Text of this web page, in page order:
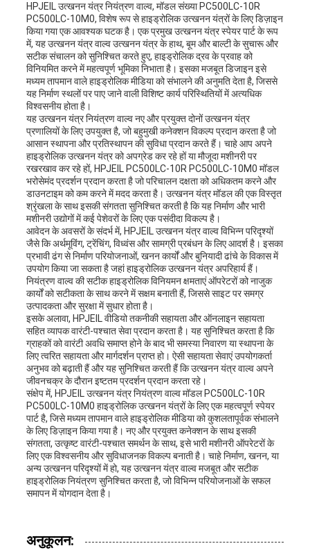
HPJEIL उत्खनन यंत्र नियंत्रण वाल्व, मॉडल संख्या PC500LC-10R
PC500LC-10M0, विशेष रूप से हाइड्रोलिक उत्खनन यंत्रों के लिए डिज़ाइन
किया गया एक आवश्यक घटक है। एक प्रमुख उत्खनन यंत्र स्पेयर पार्ट के रूप
में, यह उत्खनन यंत्र वाल्व उत्खनन यंत्र के हाथ, बूम और बाल्टी के सुचारू और
सटीक संचालन को सुनिश्चित करते हुए, हाइड्रोलिक द्रव के प्रवाह को
विनियमित करने में महत्वपूर्ण भूमिका निभाता है। इसका मजबूत डिजाइन इसे
मध्यम तापमान वाले हाइड्रोलिक मीडिया को संभालने की अनुमति देता है, जिससे
यह निर्माण स्थलों पर पाए जाने वाली विशिष्ट कार्य परिस्थितियों में अत्यधिक
विश्वसनीय होता है।
यह उत्खनन यंत्र नियंत्रण वाल्व नए और प्रयुक्त दोनों उत्खनन यंत्र
प्रणालियों के लिए उपयुक्त है, जो बहुमुखी कनेक्शन विकल्प प्रदान करता है जो
आसान स्थापना और प्रतिस्थापन की सुविधा प्रदान करते हैं। चाहे आप अपने
हाइड्रोलिक उत्खनन यंत्र को अपग्रेड कर रहे हों या मौजूदा मशीनरी पर
रखरखाव कर रहे हों, HPJEIL PC500LC-10R PC500LC-10M0 मॉडल
भरोसेमंद प्रदर्शन प्रदान करता है जो परिचालन दक्षता को अधिकतम करने और
डाउनटाइम को कम करने में मदद करता है। उत्खनन यंत्र मॉडल की एक विस्तृत
श्रृंखला के साथ इसकी संगतता सुनिश्चित करती है कि यह निर्माण और भारी
मशीनरी उद्योगों में कई पेशेवरों के लिए एक पसंदीदा विकल्प है।
आवेदन के अवसरों के संदर्भ में, HPJEIL उत्खनन यंत्र वाल्व विभिन्न परिदृश्यों
जैसे कि अर्थमूविंग, ट्रेंचिंग, विध्वंस और सामग्री प्रबंधन के लिए आदर्श है। इसका
प्रभावी ढंग से निर्माण परियोजनाओं, खनन कार्यों और बुनियादी ढांचे के विकास में
उपयोग किया जा सकता है जहां हाइड्रोलिक उत्खनन यंत्र अपरिहार्य हैं।
नियंत्रण वाल्व की सटीक हाइड्रोलिक विनियमन क्षमताएं ऑपरेटरों को नाजुक
कार्यों को सटीकता के साथ करने में सक्षम बनाती हैं, जिससे साइट पर समग्र
उत्पादकता और सुरक्षा में सुधार होता है।
इसके अलावा, HPJEIL वीडियो तकनीकी सहायता और ऑनलाइन सहायता
सहित व्यापक वारंटी-पश्चात सेवा प्रदान करता है। यह सुनिश्चित करता है कि
ग्राहकों को वारंटी अवधि समाप्त होने के बाद भी समस्या निवारण या स्थापना के
लिए त्वरित सहायता और मार्गदर्शन प्राप्त हो। ऐसी सहायता सेवाएं उपयोगकर्ता
अनुभव को बढ़ाती हैं और यह सुनिश्चित करती हैं कि उत्खनन यंत्र वाल्व अपने
जीवनचक्र के दौरान इष्टतम प्रदर्शन प्रदान करता रहे।
संक्षेप में, HPJEIL उत्खनन यंत्र नियंत्रण वाल्व मॉडल PC500LC-10R
PC500LC-10M0 हाइड्रोलिक उत्खनन यंत्रों के लिए एक महत्वपूर्ण स्पेयर
पार्ट है, जिसे मध्यम तापमान वाले हाइड्रोलिक मीडिया को कुशलतापूर्वक संभालने
के लिए डिज़ाइन किया गया है। नए और प्रयुक्त कनेक्शन के साथ इसकी
संगतता, उत्कृष्ट वारंटी-पश्चात समर्थन के साथ, इसे भारी मशीनरी ऑपरेटरों के
लिए एक विश्वसनीय और सुविधाजनक विकल्प बनाती है। चाहे निर्माण, खनन, या
अन्य उत्खनन परिदृश्यों में हो, यह उत्खनन यंत्र वाल्व मजबूत और सटीक
हाइड्रोलिक नियंत्रण सुनिश्चित करता है, जो विभिन्न परियोजनाओं के सफल
समापन में योगदान देता है।
अनुकूलन: